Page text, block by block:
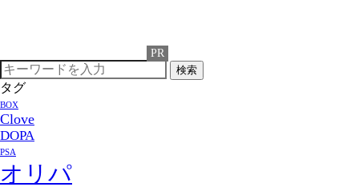
検索
タグ
BOX
Clove
DOPA
PSA
オリパ